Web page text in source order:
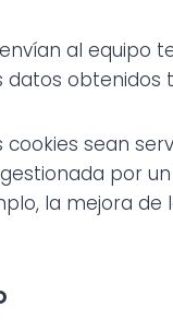
al equipo
obtenidos
cookies sean
por
la mejora